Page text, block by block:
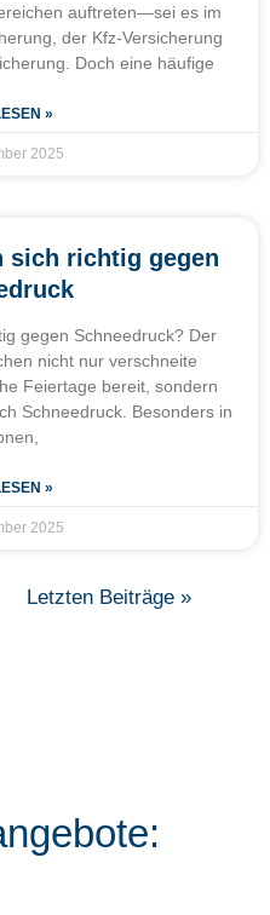
auftreten—sei es im
der Kfz-Versicherung
Doch eine häufige
»
2025
sich richtig gegen
gegen Schneedruck? Der
nicht nur verschneite
Feiertage bereit, sondern
Schneedruck. Besonders in
»
2025
Letzten Beiträge »